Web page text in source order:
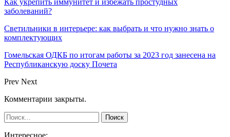
заболеваний?
Светильники в интерьере: как выбрать и что нужно знать о
комплектующих
Гомельская ОДКБ по итогам работы за 2023 год занесена на
Республиканскую доску Почета
Prev Next
Комментарии закрыты.
Интересное: